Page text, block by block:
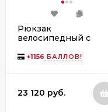
Рюкзак
велосипедный с
AllTrail, 22L, Faded
+1156 БАЛЛОВ!
23 120 руб.